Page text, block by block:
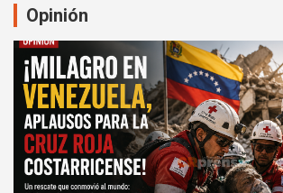
Opinión